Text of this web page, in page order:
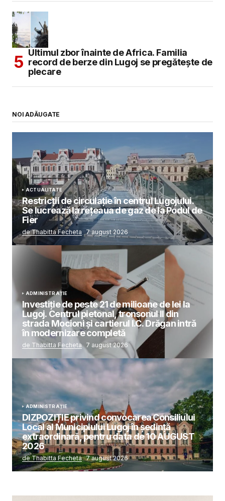
Ultimul zbor înainte de Africa. Familia
record de berze din Lugoj se pregătește de
plecare
NOI ADĂUGATE
ACTUALITATE
Restricții de circulație în centrul Lugojului.
Se lucrează la rețeaua de gaz de la Podul de
Fier
de Thabitta Fecheta 7 august 2026
ADMINISTRAȚIE
Investiție de peste 21 de milioane de lei la
Lugoj. Centrul pietonal, tronsonul II din
strada Mocioni și cartierul I.C. Drăgan intră
în modernizare completă
de Thabitta Fecheta 7 august 2026
ADMINISTRAȚIE
DIZPOZIȚIE privind convocarea Consiliului
Local al Municipiului Lugoj în şedinţă
extraordinară, pentru data de 10 AUGUST
2026
de Thabitta Fecheta 7 august 2026